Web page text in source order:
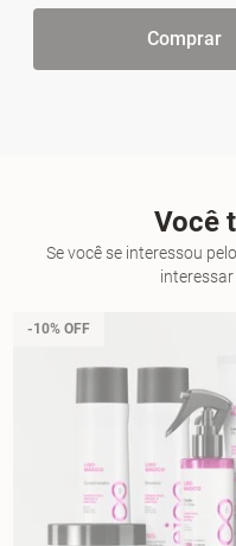
Comprar
Você
Se você se interessou
-10% OFF